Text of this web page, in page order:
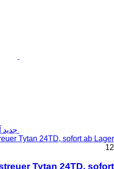
Tytan 24TD, sofort ab Lager
12
Tytan 24TD, sofort